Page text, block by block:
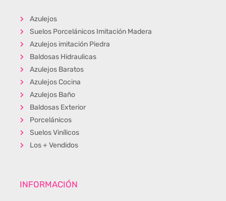
Azulejos
Suelos Porcelánicos Imitación Madera
Azulejos imitación Piedra
Baldosas Hidraulicas
Azulejos Baratos
Azulejos Cocina
Azulejos Baño
Baldosas Exterior
Porcelánicos
Suelos Vinílicos
Los + Vendidos
INFORMACIÓN